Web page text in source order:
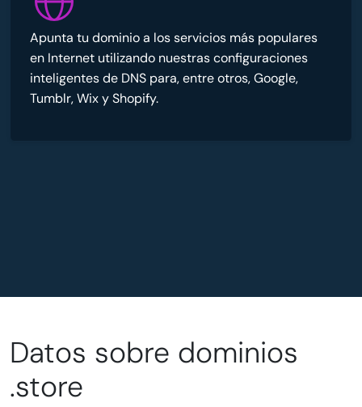
Apunta tu dominio a los servicios más populares
en Internet utilizando nuestras configuraciones
inteligentes de DNS para, entre otros, Google,
Tumblr, Wix y Shopify.
Datos sobre dominios
.store